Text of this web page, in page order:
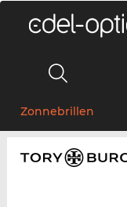
Zonnebrillen